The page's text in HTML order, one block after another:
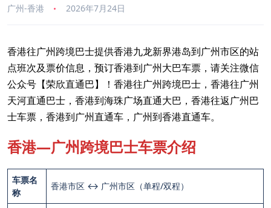
广州-香港 2026年7月24日
香港往广州跨境巴士提供香港九龙新界港岛到广州市区的站
点班次及票价信息，预订香港到广州大巴车票，请关注微信
公众号【荣欣直通巴】！香港往广州跨境巴士，香港往广州
天河直通巴士，香港到海珠广场直通大巴，香港往返广州巴
士车票，香港到广州直通车，广州到香港直通车。
香港—广州跨境巴士车票介绍
车票名
称
香港市区 ↔ 广州市区（单程/双程）